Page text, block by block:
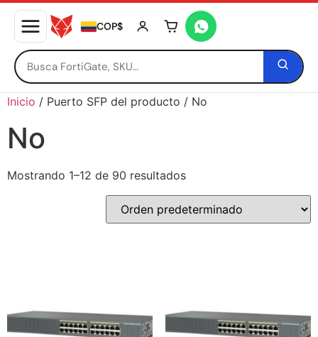
COP$ Tu carrito está vacío
Inicio / Puerto SFP del producto / No
No
Mostrando 1–12 de 90 resultados